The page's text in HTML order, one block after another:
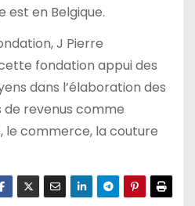
est en Belgique.
J Pierre
fondation appui des
dans l’élaboration des
revenus comme
le commerce, la couture